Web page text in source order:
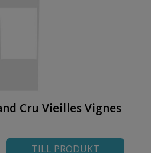
Cru Vieilles Vignes
TILL PRODUKT